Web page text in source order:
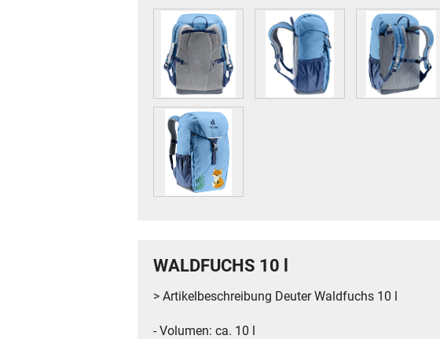
WALDFUCHS 10 l
> Artikelbeschreibung Deuter Waldfuchs 10 l
- Volumen: ca. 10 l